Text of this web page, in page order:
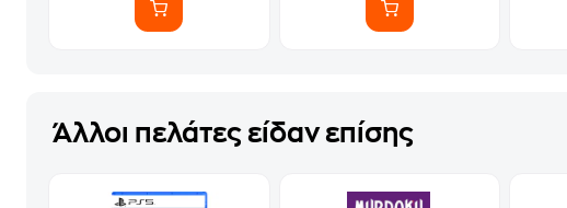
Άλλοι πελάτες είδαν επίσης